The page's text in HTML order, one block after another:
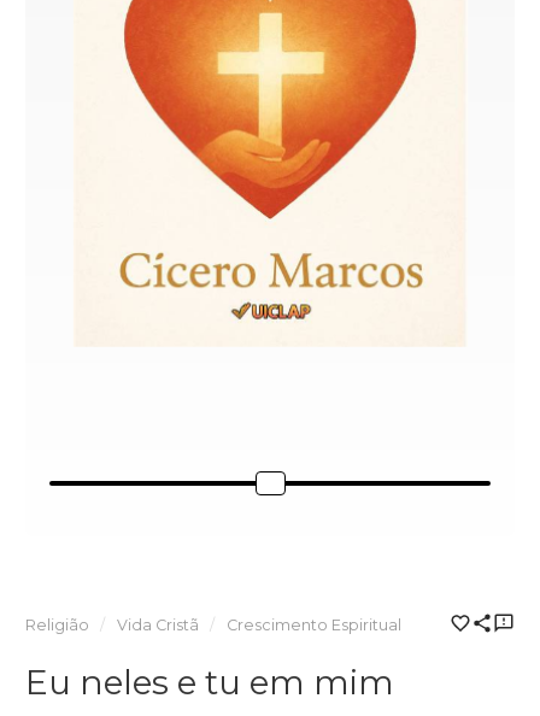
Religião Vida Cristã Crescimento Espiritual
Eu neles e tu em mim